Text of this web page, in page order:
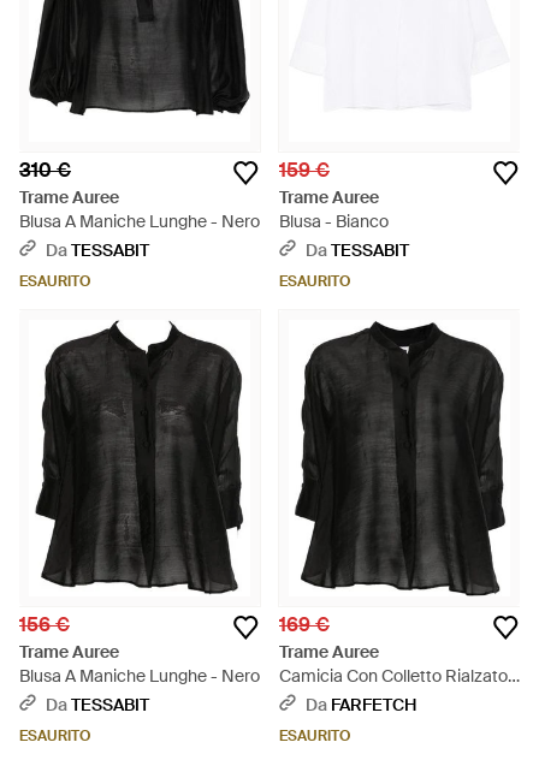
310 €
Trame Auree
Blusa A Maniche Lunghe - Nero
DaTESSABIT
ESAURITO
159 €
Trame Auree
Blusa - Bianco
DaTESSABIT
ESAURITO
156 €
Trame Auree
Blusa A Maniche Lunghe - Nero
DaTESSABIT
ESAURITO
169 €
Trame Auree
Camicia Con Colletto Rialzato -
NeroDa FARFETCH
ESAURITO